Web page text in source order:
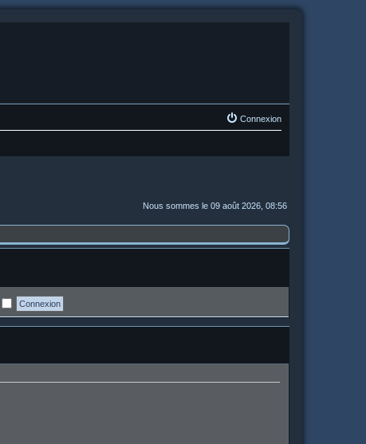
Connexion
Nous sommes le 09 août 2026, 08:56